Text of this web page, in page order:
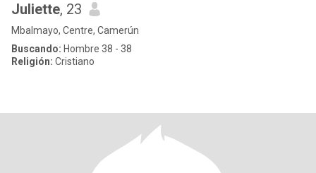
Juliette, 23
Mbalmayo, Centre, Camerún
Buscando: Hombre 38 - 38
Religión: Cristiano